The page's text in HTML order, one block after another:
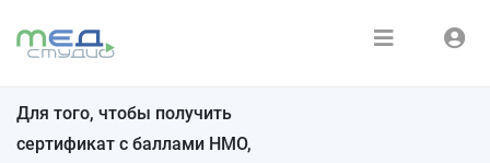
Зарегистрироваться
Для того, чтобы получить
сертификат с баллами НМО,